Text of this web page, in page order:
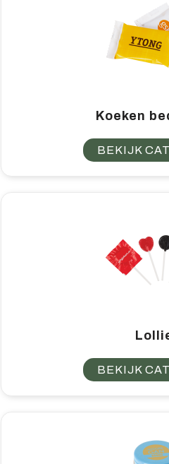
Koeken
BEKIJK
BEKIJK